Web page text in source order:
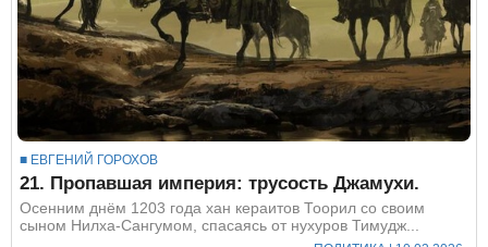
■ ЕВГЕНИЙ ГОРОХОВ
21. Пропавшая империя: трусость Джамухи.
Осенним днём 1203 года хан кераитов Тоорил со своим
сыном Нилха-Сангумом, спасаясь от нухуров Тимудж...